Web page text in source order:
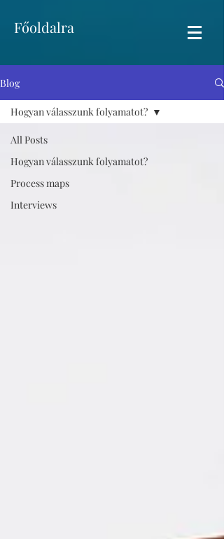
Főoldalra
Blog
All Posts
Hogyan válasszunk folyamatot?
Process maps
Interviews
Hogyan válasszunk folyamatot?